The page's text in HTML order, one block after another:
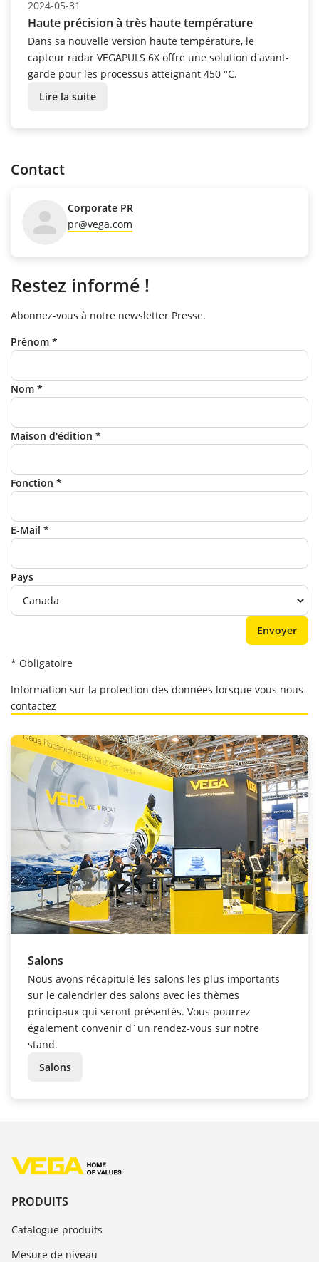
2024-05-31
Haute précision à très haute température
Dans sa nouvelle version haute température, le
capteur radar VEGAPULS 6X offre une solution d'avant-
garde pour les processus atteignant 450 °C.
Lire la suite
Contact
Corporate PR
pr@vega.com
Restez informé !
Abonnez-vous à notre newsletter Presse.
Prénom *
Nom *
Maison d'édition *
Fonction *
E-Mail *
Pays
* Obligatoire
Information sur la protection des données lorsque vous nous
contactez
Salons
Nous avons récapitulé les salons les plus importants
sur le calendrier des salons avec les thèmes
principaux qui seront présentés. Vous pourrez
également convenir d´un rendez-vous sur notre
stand.
Salons
PRODUITS
Catalogue produits
Mesure de niveau